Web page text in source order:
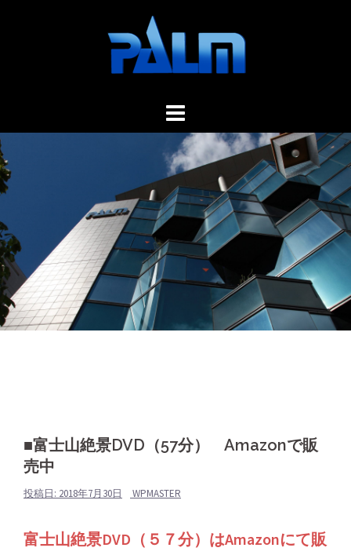
へ
ス
キ
ッ
プ
■富士山絶景DVD（57分） Amazonで販
売中
投稿日: 2018年7月30日 WPMASTER
富士山絶景DVD（５７分）はAmazonにて販